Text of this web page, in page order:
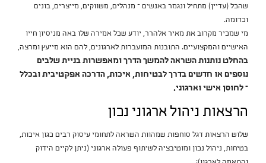
שהכל (עדיין) מתחיל ונגמר באנשים – מנהלים, משווקים, מייצרים, בונים
וכדומה.
מי שמכיר מקרוב את מאיר אלהרר, יודע שכל אמירה שלו באה מניסיון חייו
האישיים והמקצועיים. התובנות המועברות לארגונים, להם הוא מייעץ ומרצה,
בהחלט נותנות השראה להמשך הדרך ומאפשרות בניית שלבים
נוספים או חדשים בדרך לבטיחות, איכות, הדרכה אפקטיבית ובכלל
– לחוסן אישי וארגוני.
הרצאות ניהול ארגוני נכון
שלוש הרצאות דגל סוחפות שמהוות השראה לתחומי עיסוק רבים כגון איכות,
בטיחות, ניהול נכון ומוטיבציה לשיתוף פעולה ארגוני (ניתן לקיים הידוק